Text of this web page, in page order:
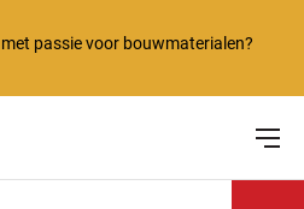
passie voor bouwmaterialen?